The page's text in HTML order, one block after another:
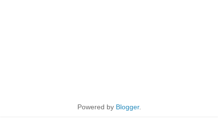
Powered by Blogger.